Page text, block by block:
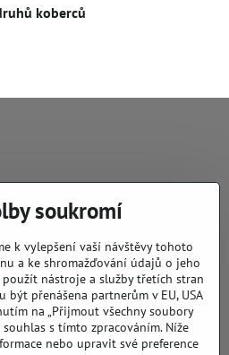
koberců
DOMLUVĚ
soukromí
k vylepšení vaší návštěvy tohoto
a ke shromažďování údajů o jeho
nástroje a služby třetích stran
být přenášena partnerům v EU, USA
na „Přijmout všechny soubory
s tímto zpracováním. Níže
nebo upravit své preference